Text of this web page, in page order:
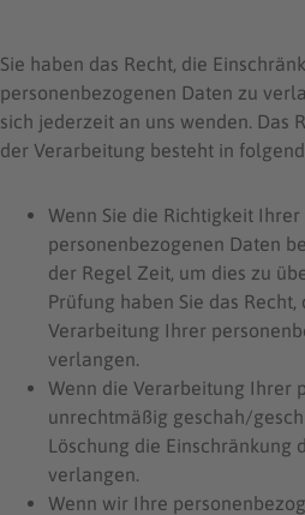
Sie haben das Recht, die
personenbezogenen Daten zu
sich jederzeit an uns wenden. Das
der Verarbeitung besteht in
Wenn Sie die Richtigkeit
personenbezogenen Daten
der Regel Zeit, um dies zu
Prüfung haben Sie das
Verarbeitung Ihrer
verlangen.
Wenn die Verarbeitung Ihrer
unrechtmäßig geschah/
Löschung die Einschränkung
verlangen.
Wenn wir Ihre